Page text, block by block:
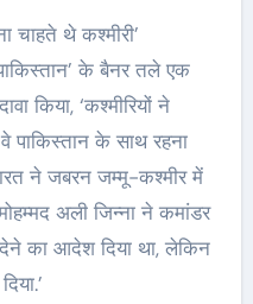
चाहते थे कश्मीरी’
के बैनर तले एक
किया, ‘कश्मीरियों ने
पाकिस्तान के साथ रहना
ने जबरन जम्मू-कश्मीर में
अली जिन्ना ने कमांडर
का आदेश दिया था, लेकिन